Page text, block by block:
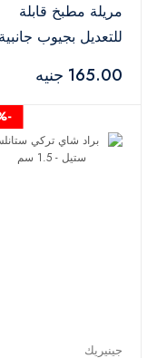
مريلة مطبخ قابلة
للتعديل بجيوب
165.00 جنيه
-26%
جينيريك